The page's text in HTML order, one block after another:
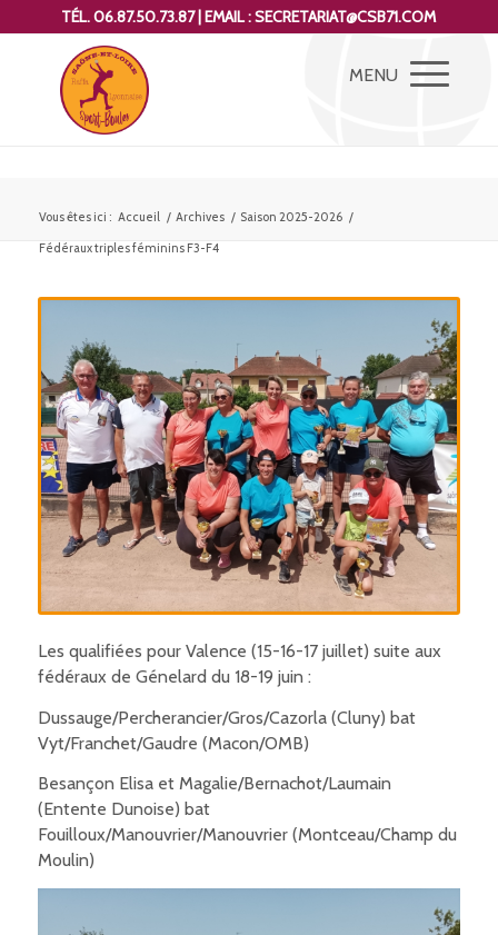
TÉL. 06.87.50.73.87 | EMAIL : SECRETARIAT@CSB71.COM
Vous êtes ici : Accueil / Archives / Saison 2025-2026 /
Fédéraux triples féminins F3-F4
Les qualifiées pour Valence (15-16-17 juillet) suite aux
fédéraux de Génelard du 18-19 juin :
Dussauge/Percherancier/Gros/Cazorla (Cluny) bat
Vyt/Franchet/Gaudre (Macon/OMB)
Besançon Elisa et Magalie/Bernachot/Laumain
(Entente Dunoise) bat
Fouilloux/Manouvrier/Manouvrier (Montceau/Champ du
Moulin)